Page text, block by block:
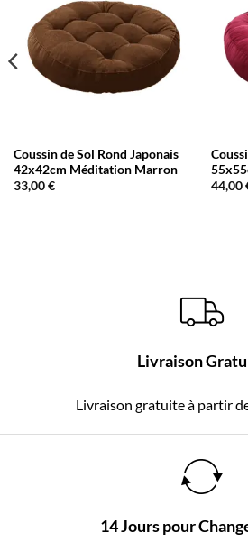
Coussin de Sol Rond Japonais
42x42cm Méditation Marron
33,00€
44,00
Livraison
Livraison gratuite à partir
14 Jours pour